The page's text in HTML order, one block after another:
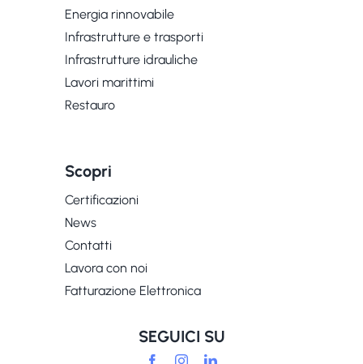
Energia rinnovabile
Infrastrutture e trasporti
Infrastrutture idrauliche
Lavori marittimi
Restauro
Scopri
Certificazioni
News
Contatti
Lavora con noi
Fatturazione Elettronica
SEGUICI SU